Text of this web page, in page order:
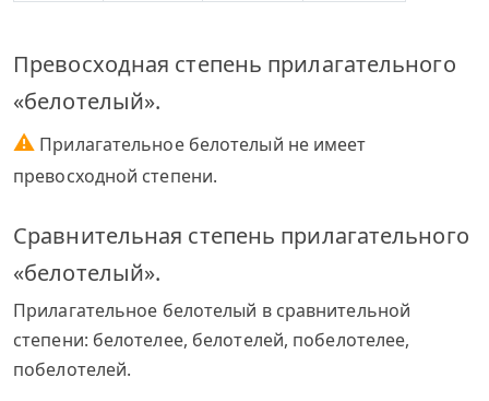
Превосходная степень прилагательного
«белотелый».
⚠ Прилагательное белотелый не имеет
превосходной степени.
Сравнительная степень прилагательного
«белотелый».
Прилагательное белотелый в сравнительной
степени: белотелее, белотелей, побелотелее,
побелотелей.